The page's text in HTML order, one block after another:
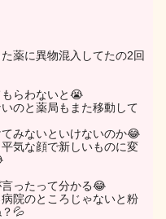
薬に異物混入してたの2回
らわないと😭
のと薬局もまた移動して
みないといけないのか😂
気な顔で新しいものに変
ったって分かる😂
院のところじゃないと粉
💦